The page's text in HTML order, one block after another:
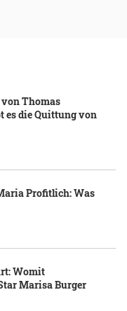
Thomas
es die Quittung von
Profitlich: Was
Womit
Marisa Burger